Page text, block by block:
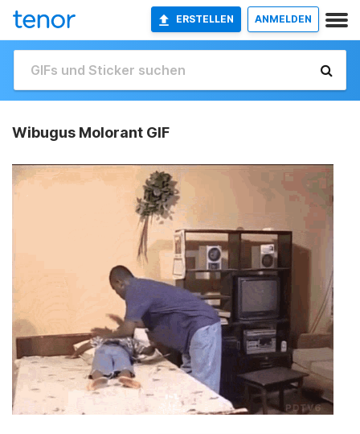
ERSTELLEN ANMELDEN
Wibugus Molorant GIF